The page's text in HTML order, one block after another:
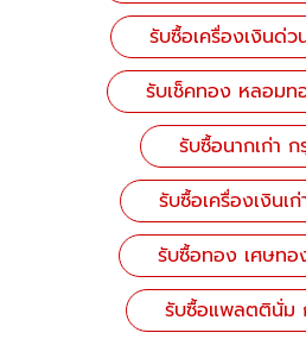
รับซื้อเครื่องเงินด่
รับเช็คทอง หลอมท
รับซื้อนากเก่า
รับซื้อเครื่องเงินเก่
รับซื้อทอง เศษทอ
รับซื้อแพลตตินั่ม